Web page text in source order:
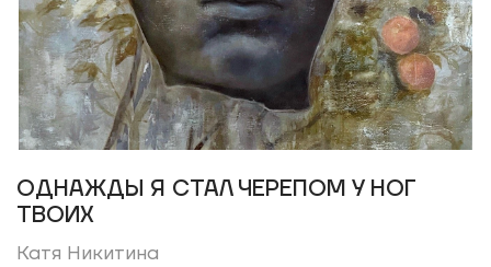
ОДНАЖДЫ Я СТАЛ ЧЕРЕПОМ У НОГ
ТВОИХ
Катя Никитина